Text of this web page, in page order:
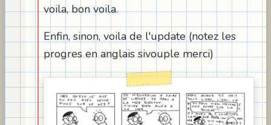
voila, bon voila.
Enfin, sinon, voila de l'update (notez les
progres en anglais sivouple merci)